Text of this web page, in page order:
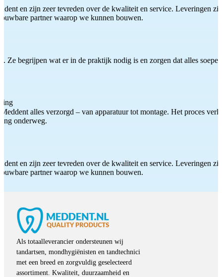
en zijn zeer tevreden over de kwaliteit en service. Leveringen
partner waarop we kunnen bouwen.
Ze begrijpen wat er in de praktijk nodig is en zorgen dat alles
alles verzorgd – van apparatuur tot montage. Het proces
onderweg.
en zijn zeer tevreden over de kwaliteit en service. Leveringen
partner waarop we kunnen bouwen.
Als totaalleverancier ondersteunen wij
tandartsen, mondhygiënisten en tandtechnici
met een breed en zorgvuldig geselecteerd
assortiment. Kwaliteit, duurzaamheid en